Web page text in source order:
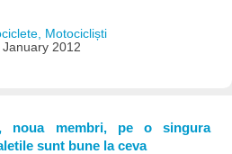
Motocicliști
2012
noua membri, pe o singura
sunt bune la ceva